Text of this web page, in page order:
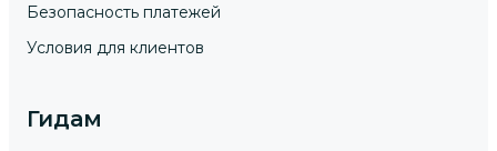
Безопасность платежей
Условия для клиентов
Гидам